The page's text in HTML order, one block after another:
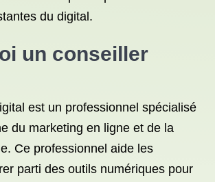
du digital.
un conseiller
est un professionnel spécialisé
du marketing en ligne et de la
Ce professionnel aide les
parti des outils numériques pour